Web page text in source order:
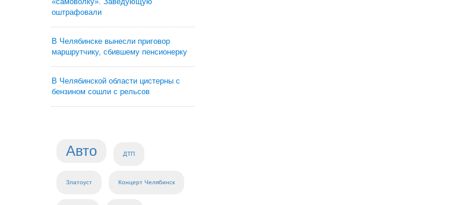
оштрафовали
В Челябинске вынесли приговор
маршрутчику, сбившему пенсионерку
В Челябинской области цистерны с
бензином сошли с рельсов
Авто ДТП
Златоуст Концерт Челябинск